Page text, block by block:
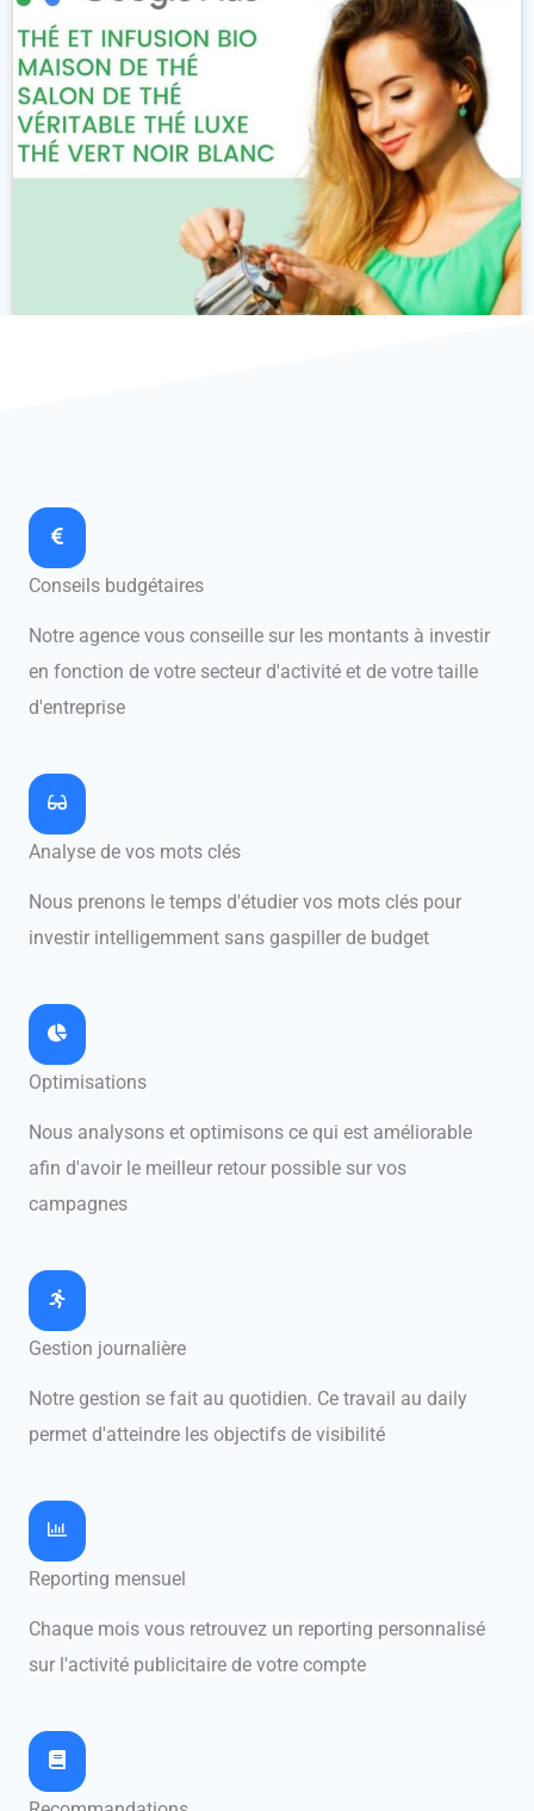
Conseils budgétaires
Notre agence vous conseille sur les montants à investir
en fonction de votre secteur d'activité et de votre taille
d'entreprise
Analyse de vos mots clés
Nous prenons le temps d'étudier vos mots clés pour
investir intelligemment sans gaspiller de budget
Optimisations
Nous analysons et optimisons ce qui est améliorable
afin d'avoir le meilleur retour possible sur vos
campagnes
Gestion journalière
Notre gestion se fait au quotidien. Ce travail au daily
permet d'atteindre les objectifs de visibilité
Reporting mensuel
Chaque mois vous retrouvez un reporting personnalisé
sur l'activité publicitaire de votre compte